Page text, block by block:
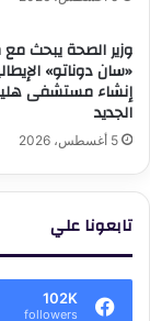
وزير الصحة يبحث
«سان دوناتو»
إنشاء مستشفى
الجديد
5 أغسطس، 2026
تابعونا علي
102K
followers